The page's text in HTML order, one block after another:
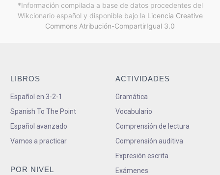
*Información compilada a base de datos procedentes del
Wikcionario español y disponible bajo la Licencia Creative
Commons Atribución-CompartirIgual 3.0
LIBROS
Español en 3-2-1
Spanish To The Point
Español avanzado
Vamos a practicar
POR NIVEL
ACTIVIDADES
Gramática
Vocabulario
Comprensión de lectura
Comprensión auditiva
Expresión escrita
Exámenes